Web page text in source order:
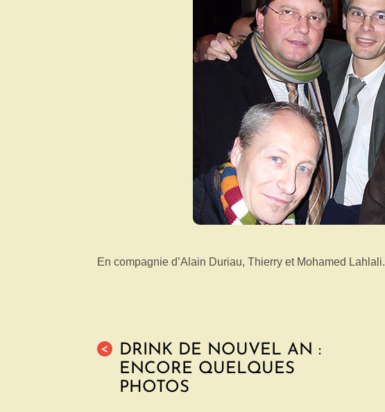
En compagnie d’Alain Duriau, Thierry et Mohamed Lahlali.
<
DRINK DE NOUVEL AN :
ENCORE QUELQUES
PHOTOS